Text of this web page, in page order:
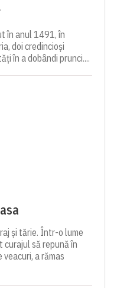
în anul 1491, în
doi credincioși
în a dobândi prunci....
și tărie. Într-o lume
curajul să repună în
veacuri, a rămas